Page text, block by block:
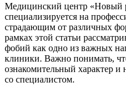
Медицинский центр «Новый
специализируется на
страдающим от различных
рамках этой статьи
фобий как одно из важных
клиники. Важно понимать,
ознакомительный характер и
со специалистом.